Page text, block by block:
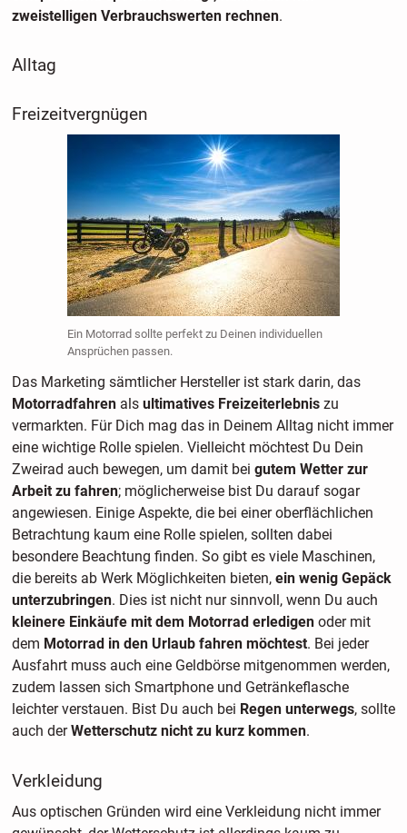
zweistelligen Verbrauchswerten rechnen.
Alltag
Freizeitvergnügen
Ein Motorrad sollte perfekt zu Deinen individuellen
Ansprüchen passen.
Das Marketing sämtlicher Hersteller ist stark darin, das
Motorradfahrenals ultimatives Freizeiterlebniszu
vermarkten. Für Dich mag das in Deinem Alltag nicht immer
eine wichtige Rolle spielen. Vielleicht möchtest Du Dein
Zweirad auch bewegen, um damit bei gutem Wetter zur
Arbeit zu fahren; möglicherweise bist Du darauf sogar
angewiesen. Einige Aspekte, die bei einer oberflächlichen
Betrachtung kaum eine Rolle spielen, sollten dabei
besondere Beachtung finden. So gibt es viele Maschinen,
die bereits ab Werk Möglichkeiten bieten, ein wenig Gepäck
unterzubringen. Dies ist nicht nur sinnvoll, wenn Du auch
kleinere Einkäufe mit dem Motorrad erledigenoder mit
dem Motorrad in den Urlaub fahren möchtest. Bei jeder
Ausfahrt muss auch eine Geldbörse mitgenommen werden,
zudem lassen sich Smartphone und Getränkeflasche
leichter verstauen. Bist Du auch bei Regen unterwegs, sollte
auch derWetterschutz nicht zu kurz kommen.
Verkleidung
Aus optischen Gründen wird eine Verkleidung nicht immer